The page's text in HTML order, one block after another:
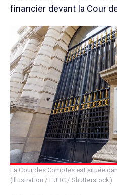
financier devant la Cour
La Cour des Comptes est située
(Illustration / HJBC / Shutterstock)